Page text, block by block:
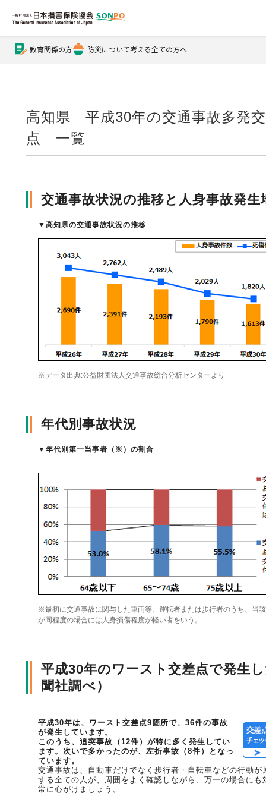
公式Xアカウント
損害保険とは？
損害保険とは？トップ
傷害保険
個人賠償責任保険
風水雪災等による損害を補償する損害保険
ペット保険
協会の活動・概要
規範、方針、指針・基準、ガイドライン等
所在地（本部・支部）
損害保険お役立ち情報
お客様の声を受けた取り組み
会員会社等一覧
「損害保険登録鑑定人」認定試験
医療研修
交通事故医療研究助成
統計
お知らせトップ
協会ニュースリリース
会員各社ニュースリリース
協会からのお知らせ
協会各地の活動
相談・通報等窓口
損害保険の相談窓口
自然災害損保契約のご照会
他の紛争解決機関等
通報等窓口
教育関係の方 防災について考える全ての方へ
高知県 平成30年の交通事故多発
点 一覧
交通事故状況の推移と人身事故発生
▼ 高知県の交通事故状況の推移
※データ出典:公益財団法人交通事故総合分析センターより
年代別事故状況
▼ 年代別第一当事者（※）の割合
※最初に交通事故に関与した車両等、運転者または歩行者のうち、当
が同程度の場合には人身損傷程度が軽い者をいう。
平成30年のワースト交差点で発生
聞社調べ）
平成30年は、ワースト交差点9箇所で、36件の事故
が発生しています。
このうち、追突事故（12件）が特に多く発生してい
ます。次いで多かったのが、左折事故（8件）となっ
ています。
交通事故は、自動車だけでなく歩行者・自転車などの行動
する全ての人が、周囲をよく確認しながら、万一の場合に
常に心がけましょう。